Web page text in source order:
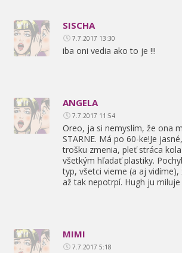
SISCHA
7.7.2017 13:30
iba oni vedia ako to je !!!
ANGELA
7.7.2017 11:54
Oreo, ja si nemyslím, že ona
STARNE. Má po 60-ke!Je jasné,
trošku zmenia, pleť stráca
všetkým hľadať plastiky.
typ, všetci vieme (a aj vidíme),
až tak nepotrpí. Hugh ju miluje
MIMI
7.7.2017 5:18